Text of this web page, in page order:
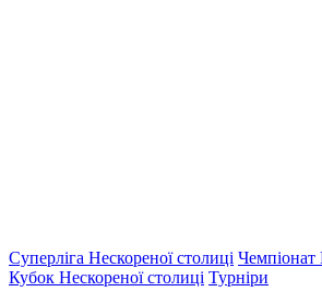
Суперліга Нескореної столиці Чемпіонат
Кубок Нескореної столиці Турніри